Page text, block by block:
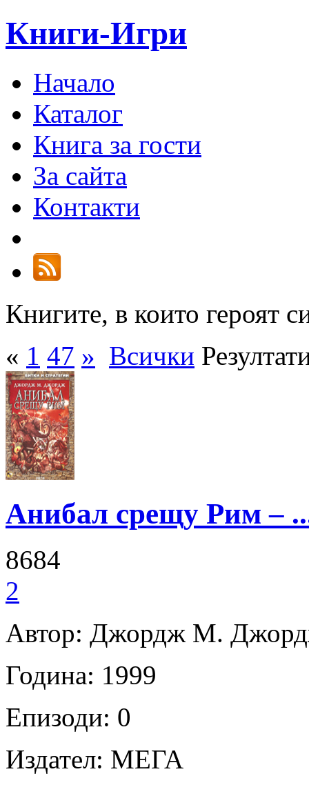
Книги-Игри
Начало
Каталог
Книга за гости
За сайта
Контакти
Книгите, в които героят
« 1 47 » Всички
Анибал срещу Рим –
8684
2
Автор: Джордж М.
Година: 1999
Епизоди: 0
Издател: МЕГА